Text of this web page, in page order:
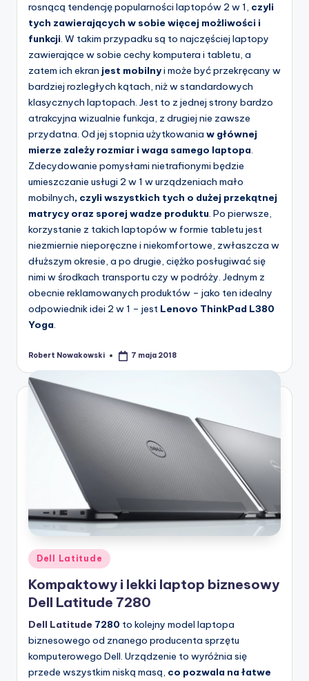
rosnącą tendencję popularności laptopów 2 w 1, czyli
tych zawierających w sobie więcej możliwości i
funkcji. W takim przypadku są to najczęściej laptopy
zawierające w sobie cechy komputera i tabletu, a
zatem ich ekran jest mobilnyi może być przekręcany w
bardziej rozległych kątach, niż w standardowych
klasycznych laptopach. Jest to z jednej strony bardzo
atrakcyjna wizualnie funkcja, z drugiej nie zawsze
przydatna. Od jej stopnia użytkowania w głównej
mierze zależy rozmiar i waga samego laptopa.
Zdecydowanie pomysłami nietrafionymi będzie
umieszczanie usługi 2 w 1 w urządzeniach mało
mobilnych, czyli wszystkich tych o dużej przekątnej
matrycy oraz sporej wadze produktu. Po pierwsze,
korzystanie z takich laptopów w formie tabletu jest
niezmiernie nieporęczne i niekomfortowe, zwłaszcza w
dłuższym okresie, a po drugie, ciężko posługiwać się
nimi w środkach transportu czy w podróży. Jednym z
obecnie reklamowanych produktów – jako ten idealny
odpowiednik idei 2 w 1 – jest Lenovo ThinkPad L380
Yoga.
Posted
Robert Nowakowski 7 maja 2018
Posted
in
Dell Latitude
Kompaktowy i lekki laptop biznesowy
Dell Latitude 7280
Dell Latitude 7280 to kolejny model laptopa
biznesowego od znanego producenta sprzętu
komputerowego Dell. Urządzenie to wyróżnia się
przede wszystkim niską masą, co pozwala na łatwe